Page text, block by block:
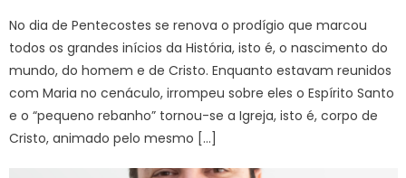
No dia de Pentecostes se renova o prodígio que marcou
todos os grandes inícios da História, isto é, o nascimento do
mundo, do homem e de Cristo. Enquanto estavam reunidos
com Maria no cenáculo, irrompeu sobre eles o Espírito Santo
e o “pequeno rebanho” tornou-se a Igreja, isto é, corpo de
Cristo, animado pelo mesmo […]